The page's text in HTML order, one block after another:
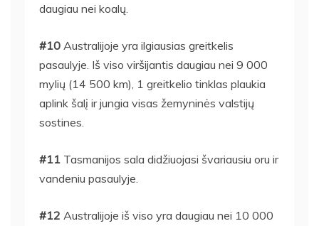
daugiau nei koalų.
#10 Australijoje yra ilgiausias greitkelis
pasaulyje. Iš viso viršijantis daugiau nei 9 000
mylių (14 500 km), 1 greitkelio tinklas plaukia
aplink šalį ir jungia visas žemyninės valstijų
sostines.
#11 Tasmanijos sala didžiuojasi švariausiu oru ir
vandeniu pasaulyje.
#12 Australijoje iš viso yra daugiau nei 10 000